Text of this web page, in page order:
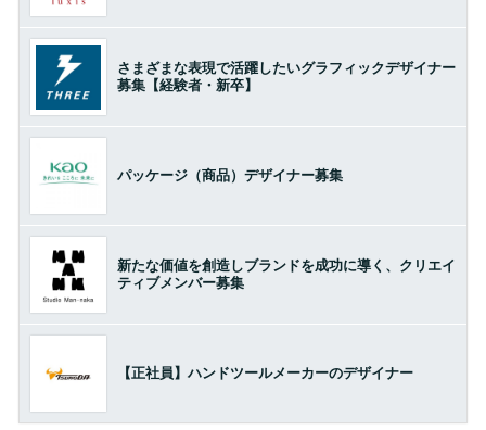
さまざまな表現で活躍したいグラフィックデザイナー
募集【経験者・新卒】
パッケージ（商品）デザイナー募集
新たな価値を創造しブランドを成功に導く、クリエイ
ティブメンバー募集
【正社員】ハンドツールメーカーのデザイナー